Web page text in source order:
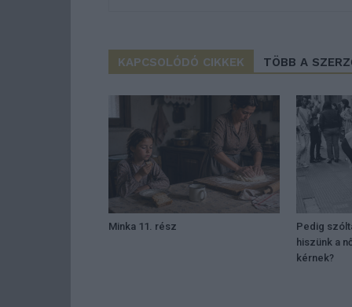
KAPCSOLÓDÓ CIKKEK TÖBB A
Minka 11. rész
Pedig
hiszünk a
kérnek?